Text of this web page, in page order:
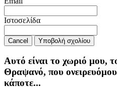
Ιστοσελίδα
Cancel Υποβολή σχολίου
Αυτό είναι το χωριό μου,
Θραψανό, που
κάποτε...